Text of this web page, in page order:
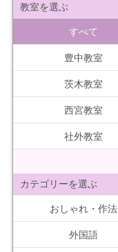
教室を選ぶ
すべて
豊中教室
茨木教室
西宮教室
社外教室
カテゴリーを選ぶ
おしゃれ・作法
外国語